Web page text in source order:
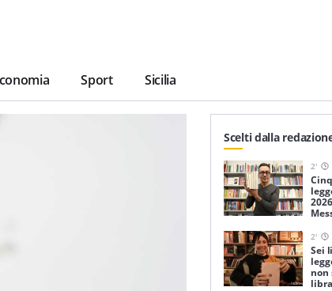
Sport Sicilia
Scelti dalla
2'
2'
Sei
non